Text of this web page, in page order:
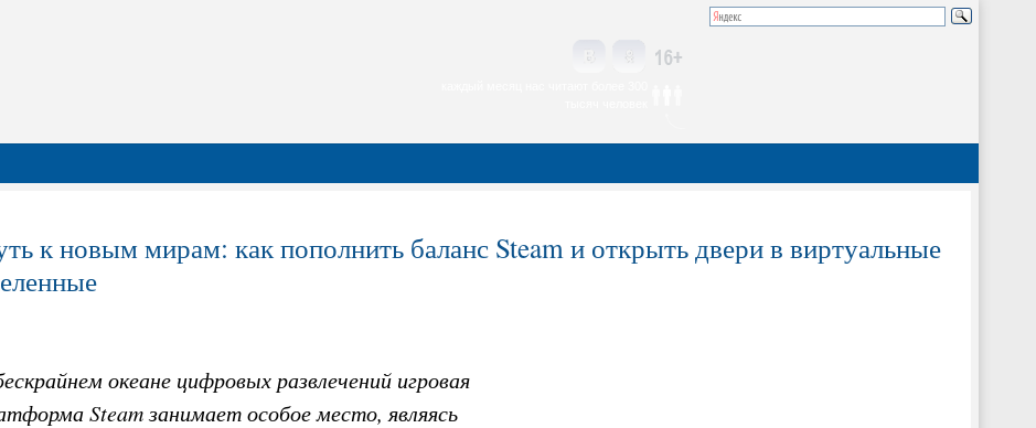
к новым мирам: как пополнить баланс Steam и открыть двери в виртуальные
океане цифровых развлечений игровая
Steam занимает особое место, являясь